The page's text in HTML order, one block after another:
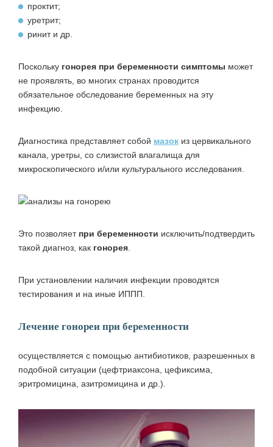
проктит;
уретрит;
ринит и др.
Поскольку гонорея при беременности симптомы может
не проявлять, во многих странах проводится
обязательное обследование беременных на эту
инфекцию.
Диагностика представляет собой мазок из цервикального
канала, уретры, со слизистой влагалища для
микроскопического и/или культурального исследования.
Это позволяетпри беременности исключить/подтвердить
такой диагноз, как гонорея
При установлении наличия инфекции проводятся
тестирования и на иные ИППП.
Лечение гонореи при беременности
осуществляется с помощью антибиотиков, разрешенных в
подобной ситуации (цефтриаксона, цефиксима,
эритромицина, азитромицина и др.).